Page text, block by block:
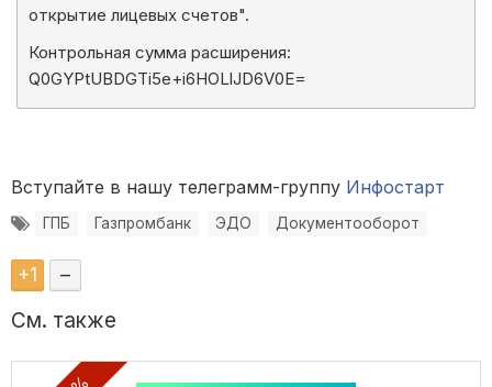
открытие лицевых счетов".
Контрольная сумма расширения:
Q0GYPtUBDGTi5e+i6HOLlJD6V0E=
Вступайте в нашу телеграмм-группу Инфостарт
ГПБ Газпромбанк ЭДО Документооборот
+1 –
См. также